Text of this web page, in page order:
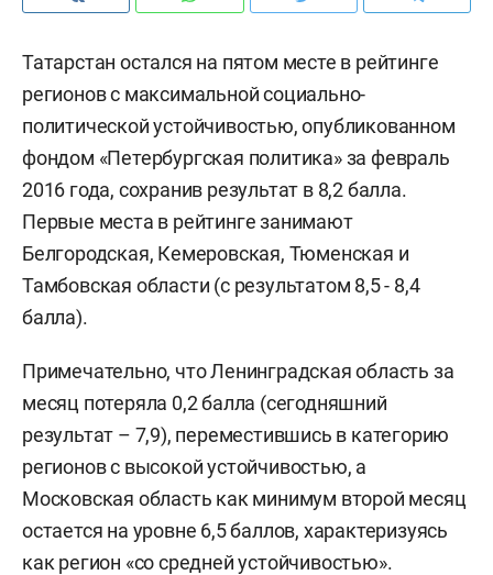
Татарстан остался на пятом месте в рейтинге
регионов с максимальной социально-
политической устойчивостью, опубликованном
фондом «Петербургская политика» за февраль
2016 года, сохранив результат в 8,2 балла.
Первые места в рейтинге занимают
Белгородская, Кемеровская, Тюменская и
Тамбовская области (с результатом 8,5 - 8,4
балла).
Примечательно, что Ленинградская область за
месяц потеряла 0,2 балла (сегодняшний
результат – 7,9), переместившись в категорию
регионов с высокой устойчивостью, а
Московская область как минимум второй месяц
остается на уровне 6,5 баллов, характеризуясь
как регион «со средней устойчивостью».